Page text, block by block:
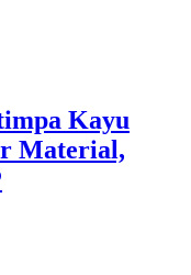
Kayu
Material,